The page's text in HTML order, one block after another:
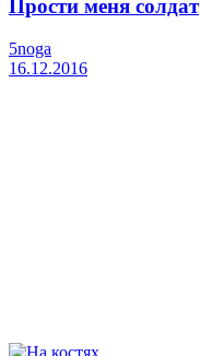
Прости меня солдат
5noga
16.12.2016